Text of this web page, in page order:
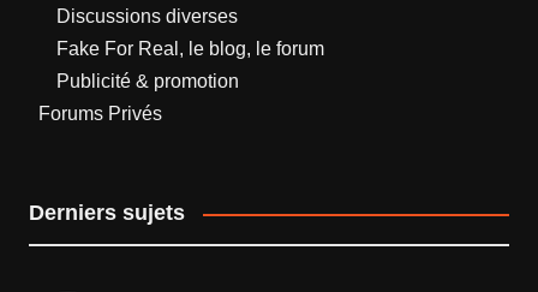
Discussions diverses
Fake For Real, le blog, le forum
Publicité & promotion
Forums Privés
Derniers sujets